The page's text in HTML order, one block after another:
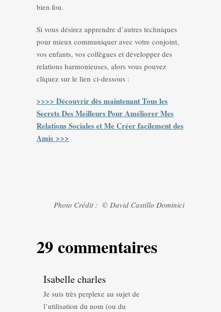
bien fou.
Si vous désirez apprendre d’autres techniques
pour mieux communiquer avec votre conjoint,
vos enfants, vos collègues et développer des
relations harmonieuses, alors vous pouvez
cliquez sur le lien ci-dessous :
>>>> Découvrir dès maintenant Tous les
Secrets Des Meilleurs Pour Améliorer Mes
Relations Sociales et Me Créer facilement des
Amis >>>
Photo Crédit : © David Castillo Dominici
29 commentaires
Isabelle charles
Je suis très perplexe au sujet de
l’utilisation du nom (ou du